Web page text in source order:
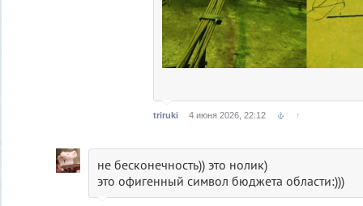
triruki 4 июня 2026, 22:12 ↑
не бесконечность)) это нолик)
это офигенный символ бюджета области:)))